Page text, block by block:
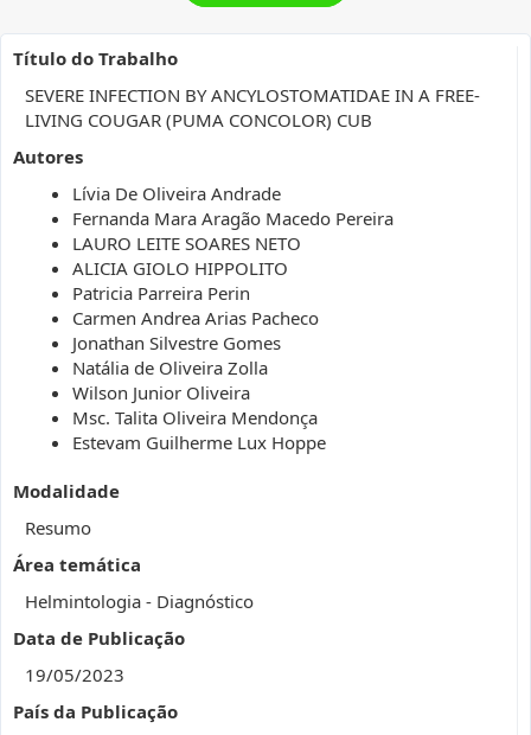
Título do Trabalho
SEVERE INFECTION BY ANCYLOSTOMATIDAE IN A FREE-
LIVING COUGAR (PUMA CONCOLOR) CUB
Autores
Lívia De Oliveira Andrade
Fernanda Mara Aragão Macedo Pereira
LAURO LEITE SOARES NETO
ALICIA GIOLO HIPPOLITO
Patricia Parreira Perin
Carmen Andrea Arias Pacheco
Jonathan Silvestre Gomes
Natália de Oliveira Zolla
Wilson Junior Oliveira
Msc. Talita Oliveira Mendonça
Estevam Guilherme Lux Hoppe
Modalidade
Resumo
Área temática
Helmintologia - Diagnóstico
Data de Publicação
19/05/2023
País da Publicação